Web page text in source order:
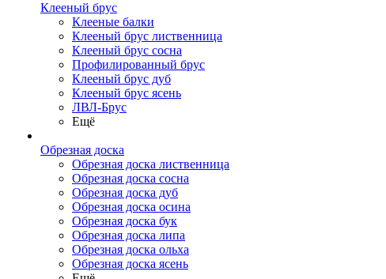
Клееный брус
Клееные балки
Клееный брус лиственница
Клееный брус сосна
Профилированный брус
Клееный брус дуб
Клееный брус ясень
ЛВЛ-Брус
Ещё
Обрезная доска
Обрезная доска лиственница
Обрезная доска сосна
Обрезная доска дуб
Обрезная доска осина
Обрезная доска бук
Обрезная доска липа
Обрезная доска ольха
Обрезная доска ясень